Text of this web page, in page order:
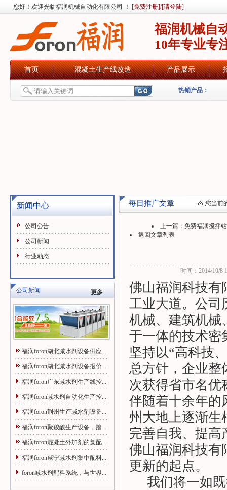
您好！欢迎光临福润机械自动化有限公司 ！ [免费注册]/[请登陆]
福润机械自
10年专业专
首页 混凝土生产线改造 产品展示
热销产品：
新闻中心
公司公告
公司新闻
行业动态
公司新闻 更多
福润foron湖北减水剂设备供应...
福润foron湖北减水剂设备报价...
福润foron广东减水剂生产线控...
福润foron减水剂自动化生产控...
福润foron荆州生产减水剂设备...
福润foron聚羧酸生产设备，踏...
福润foron混凝土外加剂的复配...
福润foron咸宁减水剂集中配料...
foron减水剂配料系统，与世界...
每日推广文章 您当前
上一篇： 免费福润搅拌
返回文章列表
时间：2014/10/8
佛山福润科技有
工业大道。公司
机械、建筑机械
于一体的技术密
坚持以“高科技
总方针，企业整
次获得省市名优
伴随着十余年的
州大地上逐渐生
完善自我、提高
佛山福润科技有
更新的起点。
我们将一如既